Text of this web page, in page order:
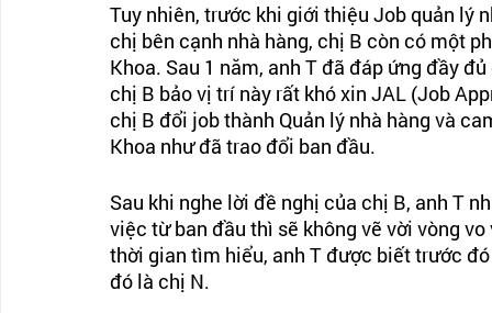
Tuy nhiên, trước khi giới thiệu Job quản lý
chị bên cạnh nhà hàng, chị B còn có một
Khoa. Sau 1 năm, anh T đã đáp ứng đầy
chị B bảo vị trí này rất khó xin JAL (Job
chị B đổi job thành Quản lý nhà hàng và
Khoa như đã trao đổi ban đầu.
Sau khi nghe lời đề nghị của chị B, anh T
việc từ ban đầu thì sẽ không vẽ vời vòng
thời gian tìm hiểu, anh T được biết trước
đó là chị N.